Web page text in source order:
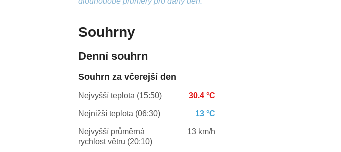
Souhrny
Denní souhrn
Souhrn za včerejší den
Nejvyšší teplota (15:50) 30.4 °C
Nejnižší teplota (06:30) 13 °C
Nejvyšší průměrná
rychlost větru (20:10)
13 km/h